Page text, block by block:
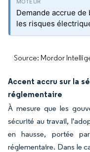
Demande accrue
les risques
Source: Mordor
Accent accru sur la
réglementaire
À mesure que les
sécurité au travail,
en hausse, portée
réglementaire. Dans le